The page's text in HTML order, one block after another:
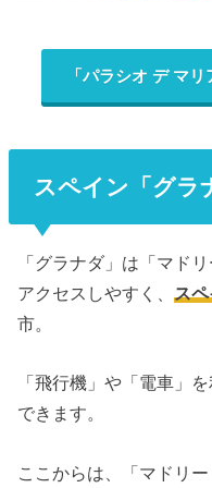
「パラシオ デ マ
スペイン「グラ
「グラナダ」は「マド
アクセスしやすく、ス
市。
「飛行機」や「電車」
できます。
ここからは、「マドリ